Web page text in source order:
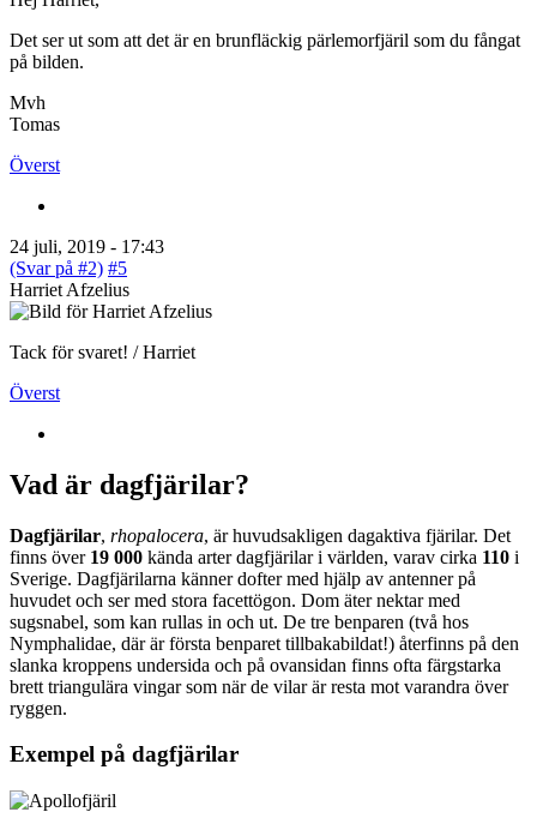
Det ser ut som att det är en brunfläckig pärlemorfjäril som du fångat
på bilden.
Mvh
Tomas
Överst
24 juli, 2019 - 17:43
(Svar på #2) #5
Harriet Afzelius
Tack för svaret! / Harriet
Överst
Vad är dagfjärilar?
Dagfjärilar, rhopalocera, är huvudsakligen dagaktiva fjärilar. Det
finns över 19 000 kända arter dagfjärilar i världen, varav cirka 110 i
Sverige. Dagfjärilarna känner dofter med hjälp av antenner på
huvudet och ser med stora facettögon. Dom äter nektar med
sugsnabel, som kan rullas in och ut. De tre benparen (två hos
Nymphalidae, där är första benparet tillbakabildat!) återfinns på den
slanka kroppens undersida och på ovansidan finns ofta färgstarka
brett triangulära vingar som när de vilar är resta mot varandra över
ryggen.
Exempel på dagfjärilar